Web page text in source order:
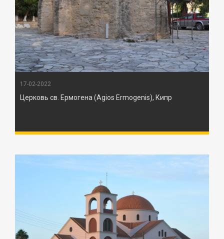
17-02-2022
Церковь св. Ермогена (Agios Ermogenis), Кипр